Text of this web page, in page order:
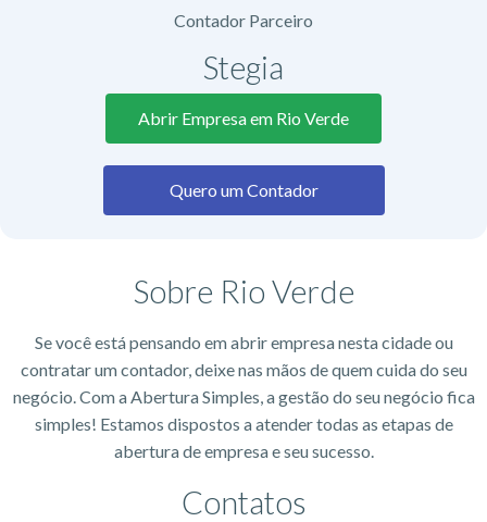
Contador Parceiro
Stegia
Abrir Empresa em Rio Verde
Quero um Contador
Sobre Rio Verde
Se você está pensando em abrir empresa nesta cidade ou
contratar um contador, deixe nas mãos de quem cuida do seu
negócio. Com a Abertura Simples, a gestão do seu negócio fica
simples! Estamos dispostos a atender todas as etapas de
abertura de empresa e seu sucesso.
Contatos